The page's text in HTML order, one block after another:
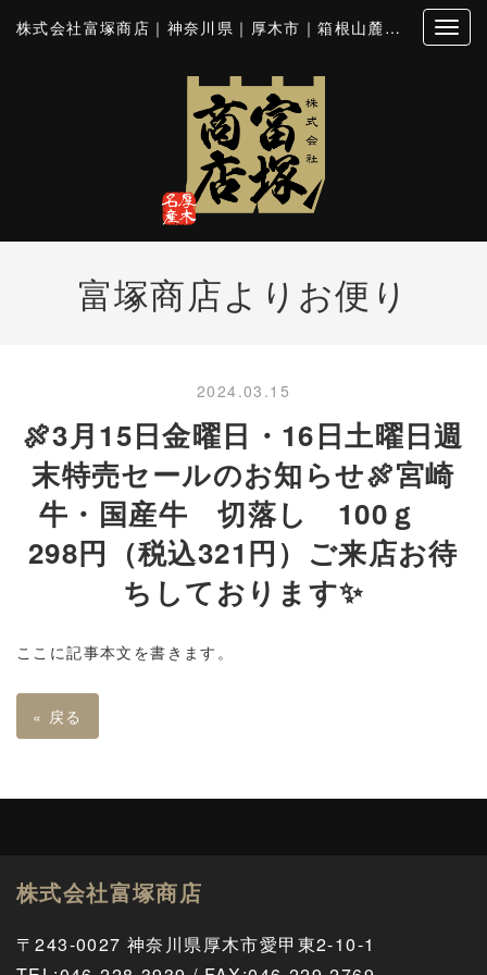
株式会社富塚商店｜神奈川県｜厚木市｜箱根山麓豚｜とん漬｜シロホルモン
富塚商店よりお便り
2024.03.15
🍖3月15日金曜日・16日土曜日週
末特売セールのお知らせ🍖宮崎
牛・国産牛 切落し 100ｇ
298円（税込321円）ご来店お待
ちしております✨
ここに記事本文を書きます。
« 戻る
株式会社富塚商店
〒243-0027 神奈川県厚木市愛甲東2-10-1